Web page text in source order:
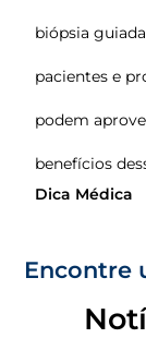
biópsia
pacientes e
podem
benefícios
Dica Médica
Encontre